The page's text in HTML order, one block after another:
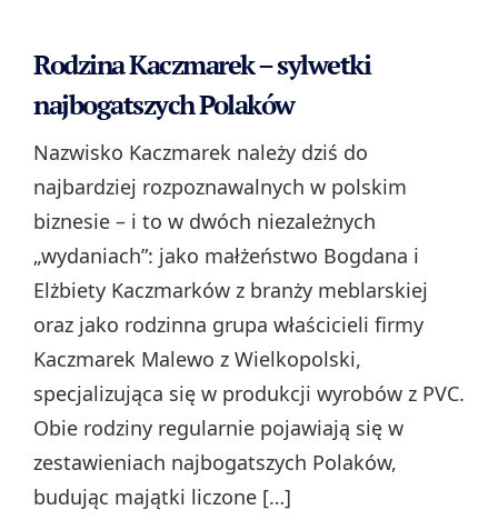
Rodzina Kaczmarek – sylwetki
najbogatszych Polaków
Nazwisko Kaczmarek należy dziś do
najbardziej rozpoznawalnych w polskim
biznesie – i to w dwóch niezależnych
„wydaniach”: jako małżeństwo Bogdana i
Elżbiety Kaczmarków z branży meblarskiej
oraz jako rodzinna grupa właścicieli firmy
Kaczmarek Malewo z Wielkopolski,
specjalizująca się w produkcji wyrobów z PVC.
Obie rodziny regularnie pojawiają się w
zestawieniach najbogatszych Polaków,
budując majątki liczone […]